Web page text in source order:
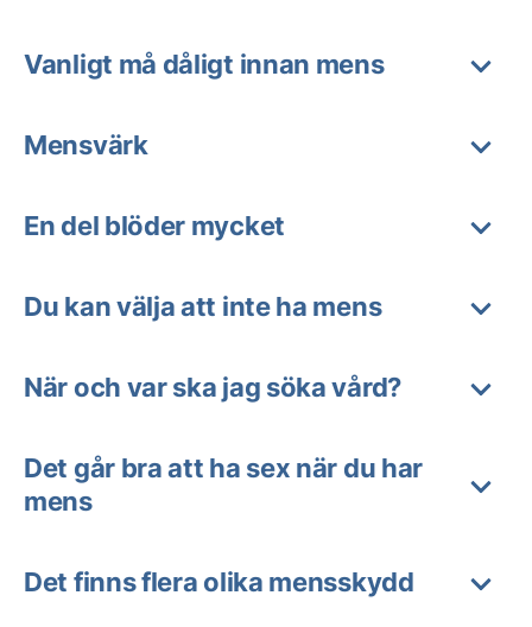
Vanligt må dåligt innan mens
Mensvärk
En del blöder mycket
Du kan välja att inte ha mens
När och var ska jag söka vård?
Det går bra att ha sex när du har
mens
Det finns flera olika mensskydd